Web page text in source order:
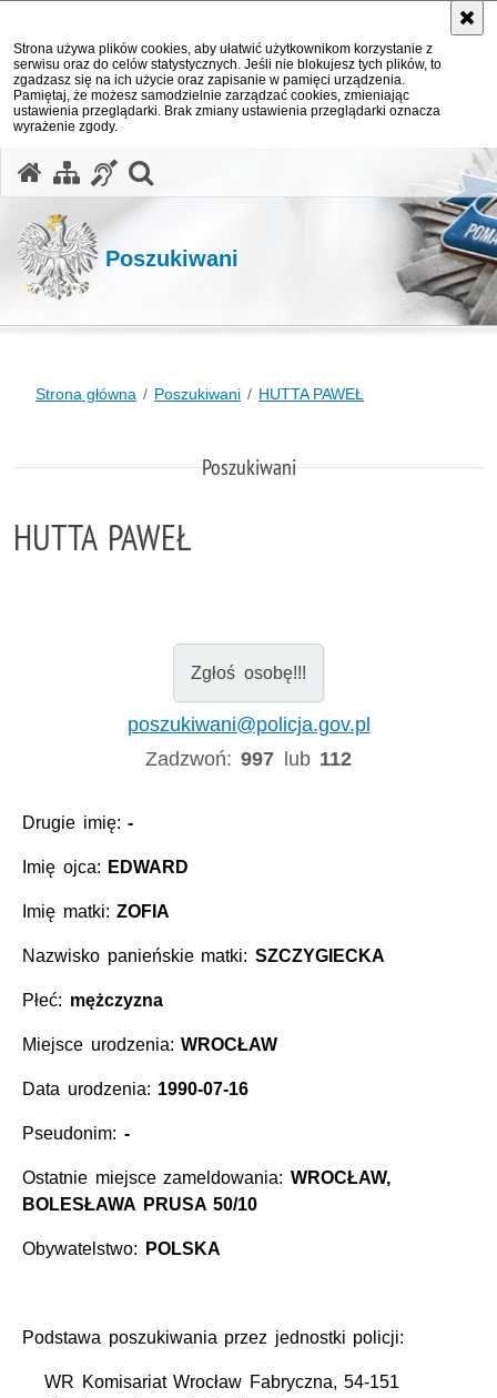
Strona używa plików cookies, aby ułatwić użytkownikom korzystanie z
serwisu oraz do celów statystycznych. Jeśli nie blokujesz tych plików, to
zgadzasz się na ich użycie oraz zapisanie w pamięci urządzenia.
Pamiętaj, że możesz samodzielnie zarządzać cookies, zmieniając
ustawienia przeglądarki. Brak zmiany ustawienia przeglądarki oznacza
wyrażenie zgody.
Poszukiwani
Strona główna Poszukiwani HUTTA PAWEŁ
Poszukiwani
HUTTA PAWEŁ
Zgłoś osobę!!!
poszukiwani@policja.gov.pl
Zadzwoń:997 lub 112
Drugie imię:-
Imię ojca: EDWARD
Imię matki:ZOFIA
Nazwisko panieńskie matki: SZCZYGIECKA
Płeć: mężczyzna
Miejsce urodzenia:WROCŁAW
Data urodzenia: 1990-07-16
Pseudonim: -
Ostatnie miejsce zameldowania: WROCŁAW,
BOLESŁAWA PRUSA 50/10
Obywatelstwo: POLSKA
Podstawa poszukiwania przez jednostki policji:
WR Komisariat Wrocław Fabryczna, 54-151